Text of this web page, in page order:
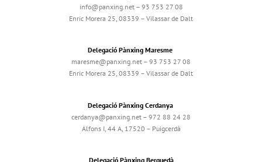
info@panxing.net – 93 753 27 08
Enric Morera 25, 08339 – Vilassar de Dalt
Delegació Pànxing Maresme
maresme@panxing.net – 93 753 27 08
Enric Morera 25, 08339 – Vilassar de Dalt
Delegació Pànxing Cerdanya
cerdanya@panxing.net – 972 88 24 28
Alfons I, 44 A, 17520 – Puigcerdà
Delegació Pànxing Berguedà